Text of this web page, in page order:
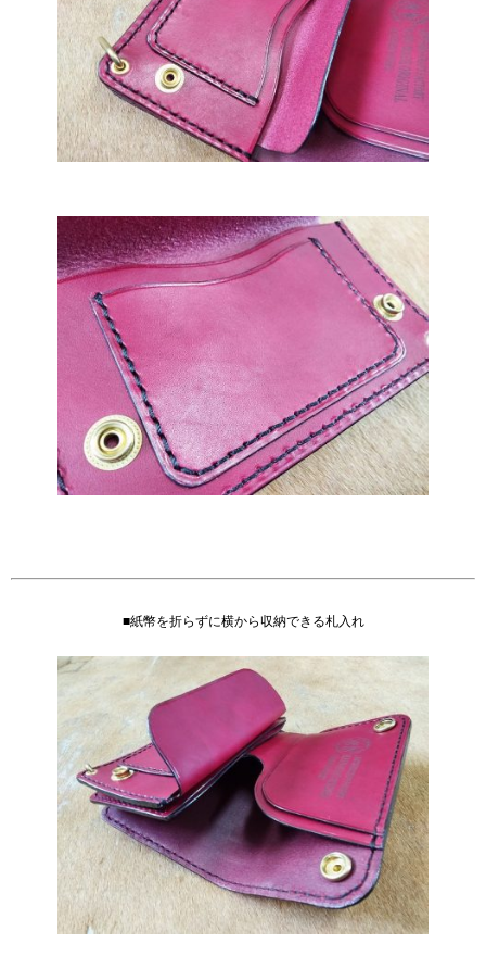
■紙幣を折らずに横から収納できる札入れ